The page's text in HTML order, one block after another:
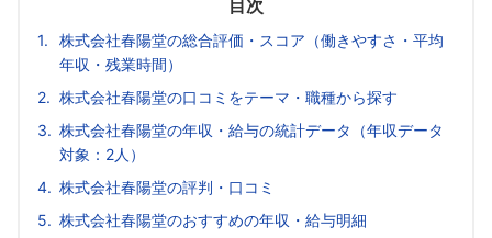
目次
株式会社春陽堂の総合評価・スコア（働きやすさ・平均
年収・残業時間）
株式会社春陽堂の口コミをテーマ・職種から探す
株式会社春陽堂の年収・給与の統計データ（年収データ
対象：2人）
株式会社春陽堂の評判・口コミ
株式会社春陽堂のおすすめの年収・給与明細